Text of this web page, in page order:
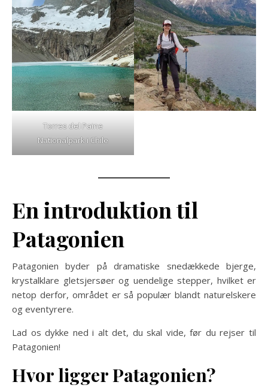
Torres del Paine
Nationalpark i Chile
En introduktion til
Patagonien
Patagonien byder på dramatiske snedækkede bjerge,
krystalklare gletsjersøer og uendelige stepper, hvilket er
netop derfor, området er så populær blandt naturelskere
og eventyrere.
Lad os dykke ned i alt det, du skal vide, før du rejser til
Patagonien!
Hvor ligger Patagonien?